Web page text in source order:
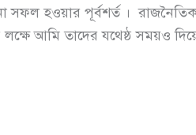
সফল হওয়ার পূর্বশর্ত ।
লক্ষে আমি তাদের যথেষ্ঠ সময়ও